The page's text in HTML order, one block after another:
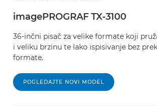
imagePROGRAF TX-3100
36-inčni pisač za velike formate koji
i veliku brzinu te lako ispisivanje bez
formate.
POGLEDAJTE NOVI MODEL